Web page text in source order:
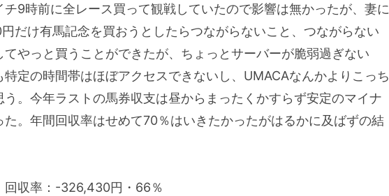
9時前に全レース買って観戦していたので影響は無かったが、妻に
だけ有馬記念を買おうとしたらつながらないこと、つながらない
てやっと買うことができたが、ちょっとサーバーが脆弱過ぎない
定の時間帯はほぼアクセスできないし、UMACAなんかよりこっち
。今年ラストの馬券収支は昼からまったくかすらず安定のマイナ
た。年間回収率はせめて70％はいきたかったがはるかに及ばずの結
収率：-326,430円・66％